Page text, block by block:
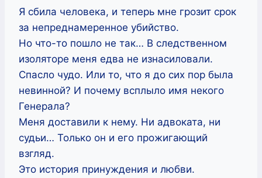
Я сбила человека, и теперь мне грозит срок
за непреднамеренное убийство.
Но что-то пошло не так… В следственном
изоляторе меня едва не изнасиловали.
Спасло чудо. Или то, что я до сих пор была
невинной? И почему всплыло имя некого
Генерала?
Меня доставили к нему. Ни адвоката, ни
судьи… Только он и его прожигающий
взгляд.
Это история принуждения и любви.